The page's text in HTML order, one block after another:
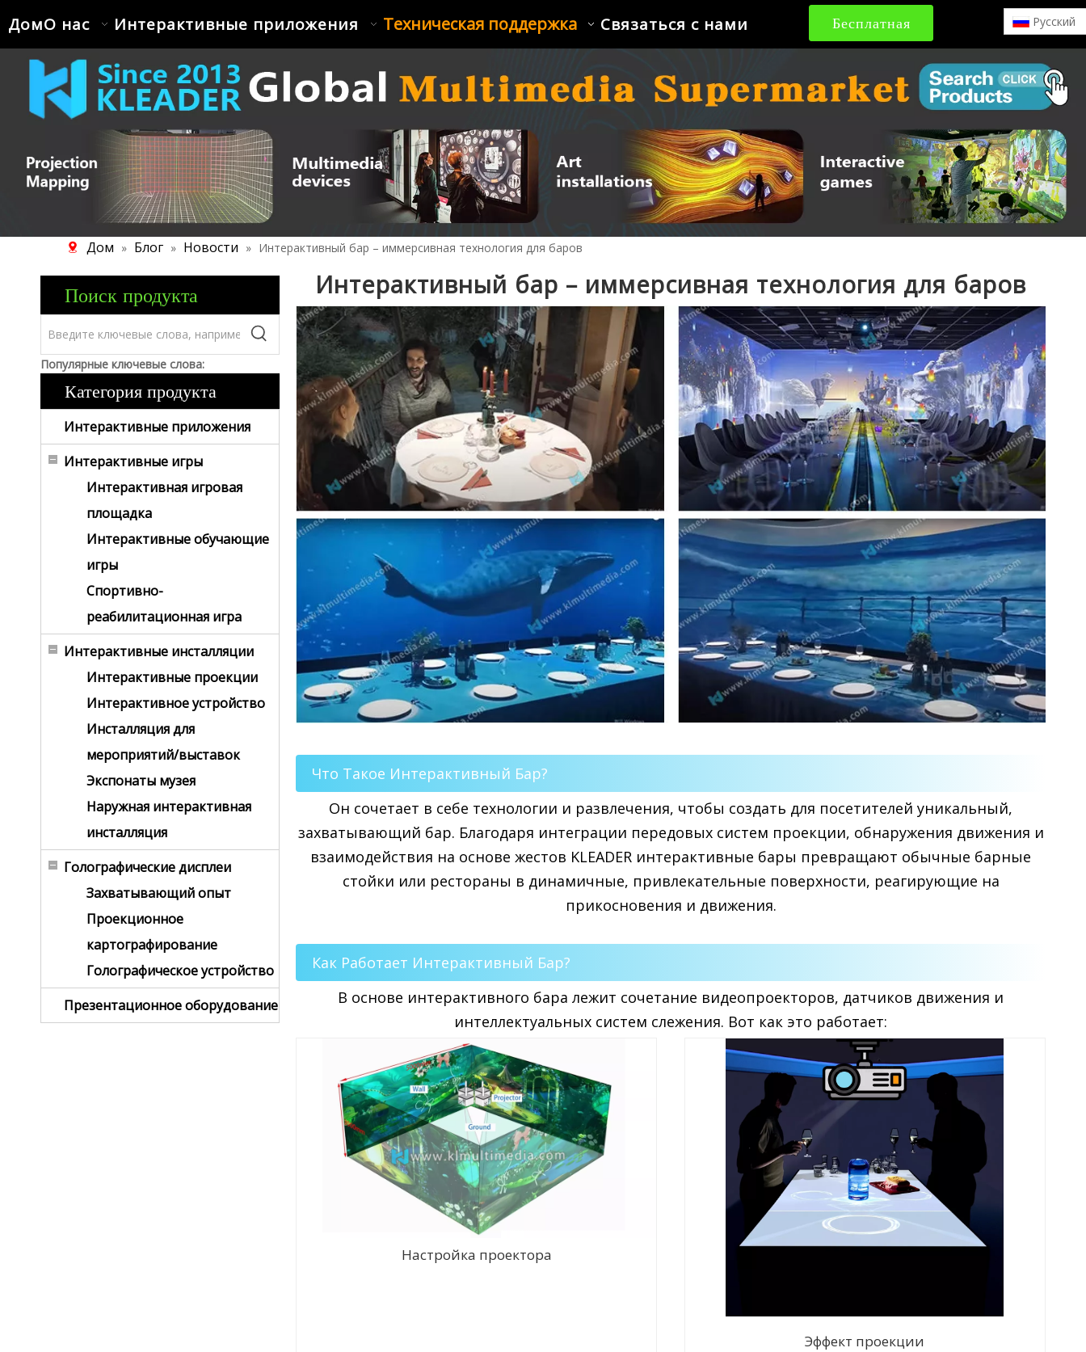
ДомО нас Интерактивные приложения Техническая поддержка Связаться с нами
Бесплатная
Pусский
Дом » Блог » Новости » Интерактивный бар – иммерсивная технология для баров
Поиск продукта
Популярные ключевые слова:
Категория продукта
Интерактивные приложения
Интерактивные игры
Интерактивная игровая
площадка
Интерактивные обучающие
игры
Спортивно-
реабилитационная игра
Интерактивные инсталляции
Интерактивные проекции
Интерактивное устройство
Инсталляция для
мероприятий/выставок
Экспонаты музея
Наружная интерактивная
инсталляция
Голографические дисплеи
Захватывающий опыт
Проекционное
картографирование
Голографическое устройство
Презентационное оборудование
Интерактивный бар – иммерсивная технология для баров
Что Такое Интерактивный Бар?
Он сочетает в себе технологии и развлечения, чтобы создать для посетителей уникальный,
захватывающий бар. Благодаря интеграции передовых систем проекции, обнаружения движения и
взаимодействия на основе жестов KLEADER интерактивные бары превращают обычные барные
стойки или рестораны в динамичные, привлекательные поверхности, реагирующие на
прикосновения и движения.
Как Работает Интерактивный Бар?
В основе интерактивного бара лежит сочетание видеопроекторов, датчиков движения и
интеллектуальных систем слежения. Вот как это работает:
Настройка проектора
Эффект проекции